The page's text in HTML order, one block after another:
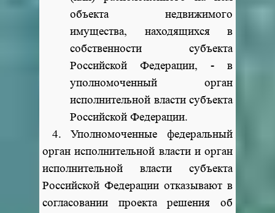
объекта недвижимого
имущества, находящихся в
собственности субъекта
Российской Федерации, - в
уполномоченный орган
исполнительной власти субъекта
Российской Федерации.
4. Уполномоченные федеральный
орган исполнительной власти и орган
исполнительной власти субъекта
Российской Федерации отказывают в
согласовании проекта решения об